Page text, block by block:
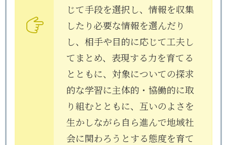
じて手段を選択し、情報を収集
したり必要な情報を選んだり
し、相手や目的に応じて工夫し
てまとめ、表現する力を育てる
とともに、対象についての探求
的な学習に主体的・協働的に取
り組むとともに、互いのよさを
生かしながら自ら進んで地域社
会に関わろうとする態度を育て